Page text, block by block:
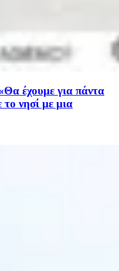
έχουμε για πάντα
νησί με μια